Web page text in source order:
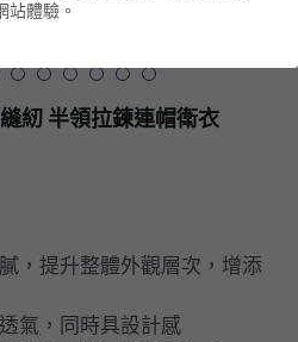
紉 半領拉鍊連帽衛衣
，提升整體外觀層次，增添
氣，同時具設計感
站體驗。